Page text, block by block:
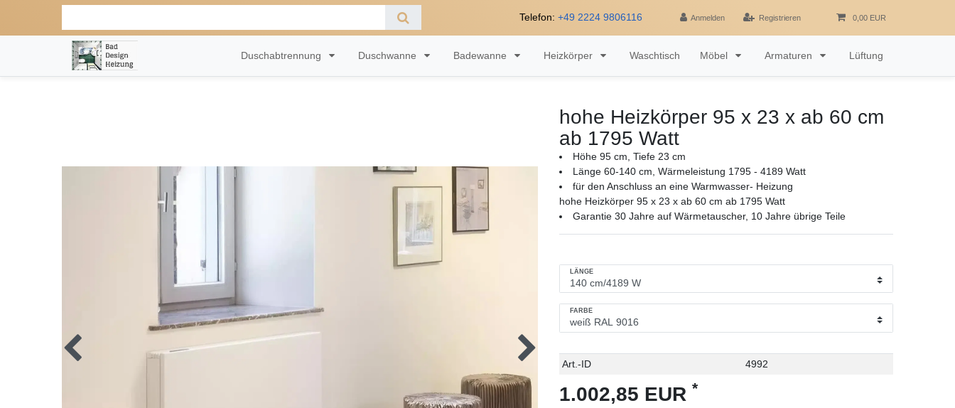
Telefon: +49 2224 9806116 Anmelden Registrieren 0,00 EUR
Duschabtrennung Duschwanne Badewanne Heizkörper Waschtisch Möbel Armaturen Lüftung
hohe Heizkörper 95 x 23 x ab 60 cm
ab 1795 Watt
Höhe 95 cm, Tiefe 23 cm
Länge 60-140 cm, Wärmeleistung 1795 - 4189 Watt
für den Anschluss an eine Warmwasser- Heizung
hohe Heizkörper 95 x 23 x ab 60 cm ab 1795 Watt
Garantie 30 Jahre auf Wärmetauscher, 10 Jahre übrige Teile
LÄNGE
FARBE
Technisches
Wert
Art.-ID 4992
1.002,85 EUR *